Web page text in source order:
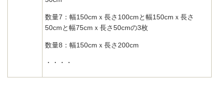
数量7：幅150cmｘ長さ100cmと幅150cmｘ長さ
50cmと幅75cmｘ長さ50cmの3枚
数量8：幅150cmｘ長さ200cm
・・・・